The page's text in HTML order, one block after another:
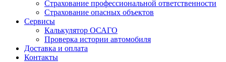
Страхование профессиональной ответственности
Страхование опасных объектов
Сервисы
Калькулятор ОСАГО
Проверка истории автомобиля
Доставка и оплата
Контакты